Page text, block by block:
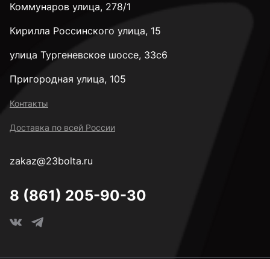
к.п. 10,9
к.п. 12,9
М3
Коммунаров улица, 278/1
Кирилла Россинского улица, 15
улица Тургеневское шоссе, 33с6
Пригородная улица, 105
Контакты
Доставка по всей России
zakaz@23bolta.ru
8 (861) 205-90-30